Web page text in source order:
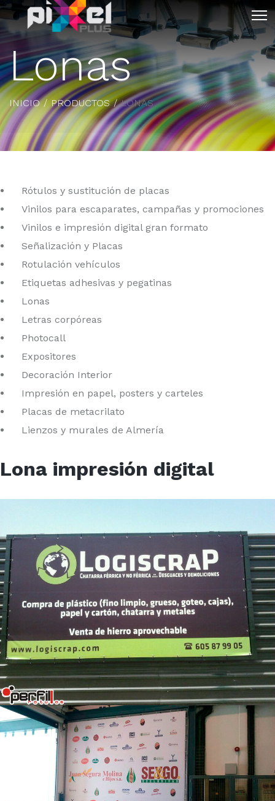
Lonas
INICIO PRODUCTOS LONAS
Rótulos y sustitución de placas
Vinilos para escaparates, campañas y promociones
Vinilos e impresión digital gran formato
Señalización y Placas
Rotulación vehículos
Etiquetas adhesivas y pegatinas
Lonas
Letras corpóreas
Photocall
Expositores
Decoración Interior
Impresión en papel, posters y carteles
Placas de metacrilato
Lienzos y murales de Almería
Lona impresión digital